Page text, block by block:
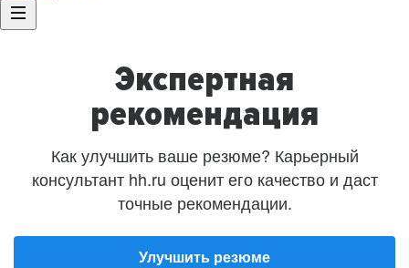
Экспертная
рекомендация
Как улучшить ваше резюме? Карьерный
консультант hh.ru оценит его качество и даст
точные рекомендации.
Улучшить резюме